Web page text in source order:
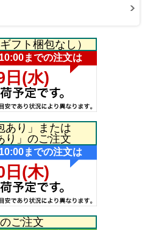
フト梱包なし）
あり」または
り」のご注文
ご注文